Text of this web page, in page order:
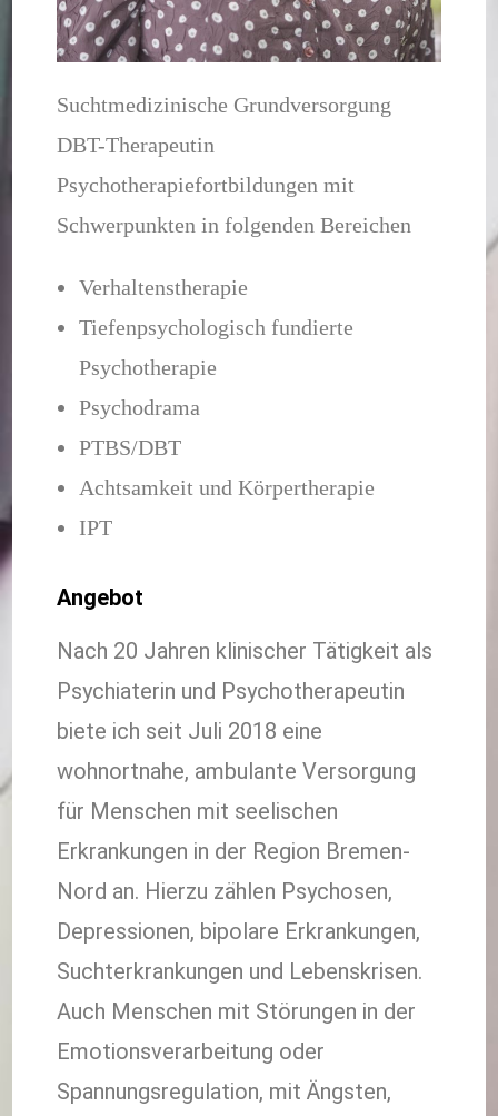
Suchtmedizinische Grundversorgung
DBT-Therapeutin
Psychotherapiefortbildungen mit
Schwerpunkten in folgenden Bereichen
Verhaltenstherapie
Tiefenpsychologisch fundierte
Psychotherapie
Psychodrama
PTBS/DBT
Achtsamkeit und Körpertherapie
IPT
Angebot
Nach 20 Jahren klinischer Tätigkeit als
Psychiaterin und Psychotherapeutin
biete ich seit Juli 2018 eine
wohnortnahe, ambulante Versorgung
für Menschen mit seelischen
Erkrankungen in der Region Bremen-
Nord an. Hierzu zählen Psychosen,
Depressionen, bipolare Erkrankungen,
Suchterkrankungen und Lebenskrisen.
Auch Menschen mit Störungen in der
Emotionsverarbeitung oder
Spannungsregulation, mit Ängsten,